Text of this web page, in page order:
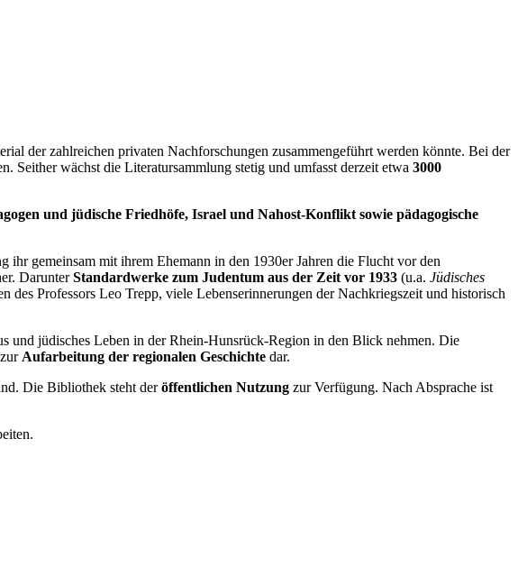
der zahlreichen privaten Nachforschungen zusammengeführt werden könnte. Bei der
Seither wächst die Literatursammlung stetig und umfasst derzeit etwa 3000
und jüdische Friedhöfe, Israel und Nahost-Konflikt sowie pädagogische
gemeinsam mit ihrem Ehemann in den 1930er Jahren die Flucht vor den
DarunterStandardwerke zum Judentum aus der Zeit vor 1933 (u.a. Jüdisches
des Professors Leo Trepp, viele Lebenserinnerungen der Nachkriegszeit und historisch
und jüdisches Leben in der Rhein-Hunsrück-Region in den Blick nehmen. Die
Aufarbeitung der regionalen Geschichte dar.
Die Bibliothek steht deröffentlichen Nutzung zur Verfügung. Nach Absprache ist